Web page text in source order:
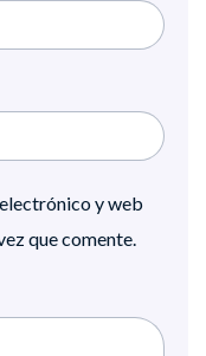
y web
que comente.